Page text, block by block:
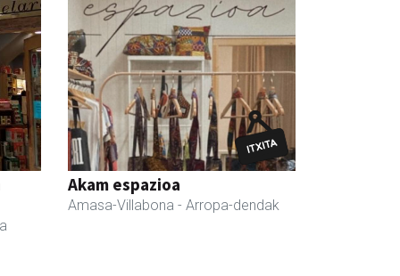
Akam espazioa
Amasa-Villabona - Arropa-dendak